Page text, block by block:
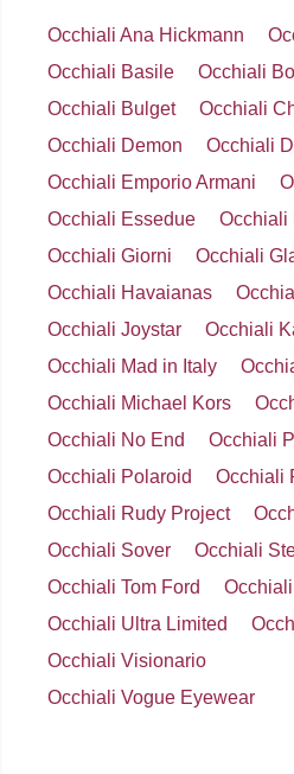
Occhiali Ana Hickmann
Occhiali Basile
Occhiali
Occhiali Bulget
Occhiali
Occhiali Demon
Occhiali
Occhiali Emporio Armani
Occhiali Essedue
Occhiali
Occhiali Giorni
Occhiali
Occhiali Havaianas
Occhiali Joystar
Occhiali
Occhiali Mad in Italy
Occhiali Michael Kors
Occhiali No End
Occhiali
Occhiali Polaroid
Occhiali
Occhiali Rudy Project
Occhiali Sover
Occhiali
Occhiali Tom Ford
Occhiali Ultra Limited
Occhiali Visionario
Occhiali Vogue Eyewear